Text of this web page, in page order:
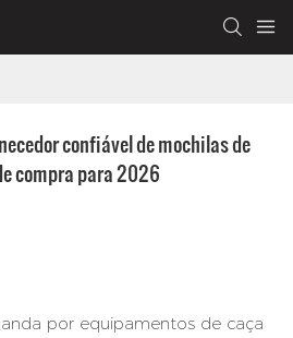
confiável de mochilas de
compra para 2026
por equipamentos de caça